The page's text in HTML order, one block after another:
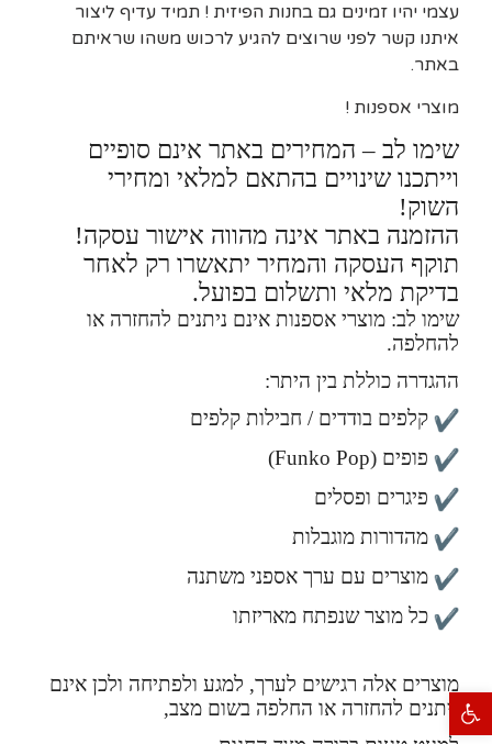
פתח סרגל נגישות
עצמי יהיו זמינים גם בחנות הפיזית ! תמיד עדיף ליצור
איתנו קשר לפני שרוצים להגיע לרכוש משהו שראיתם
באתר.
מוצרי אספנות !
שימו לב – המחירים באתר אינם סופיים
וייתכנו שינויים בהתאם למלאי ומחירי
השוק!
ההזמנה באתר אינה מהווה אישור עסקה!
תוקף העסקה והמחיר יתאשרו רק לאחר
בדיקת מלאי ותשלום בפועל.
שימו לב: מוצרי אספנות אינם ניתנים להחזרה או
להחלפה.
ההגדרה כוללת בין היתר:
קלפים בודדים / חבילות קלפים
פופים (Funko Pop)
פיגרים ופסלים
מהדורות מוגבלות
מוצרים עם ערך אספני משתנה
כל מוצר שנפתח מאריזתו
מוצרים אלה רגישים לערך, למגע ולפתיחה ולכן אינם
ניתנים להחזרה או החלפה בשום מצב,